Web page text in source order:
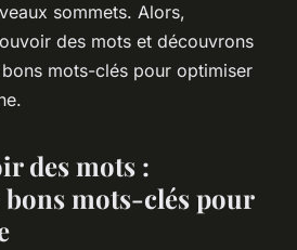
sommets. Alors,
des mots et découvrons
mots-clés pour optimiser
des mots :
bons mots-clés pour